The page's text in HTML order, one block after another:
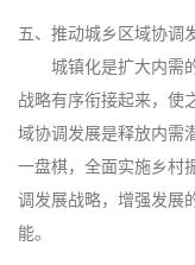
五、推动城乡区域协调
城镇化是扩大内需
战略有序衔接起来，使
域协调发展是释放内需
一盘棋，全面实施乡村
调发展战略，增强发展
能。